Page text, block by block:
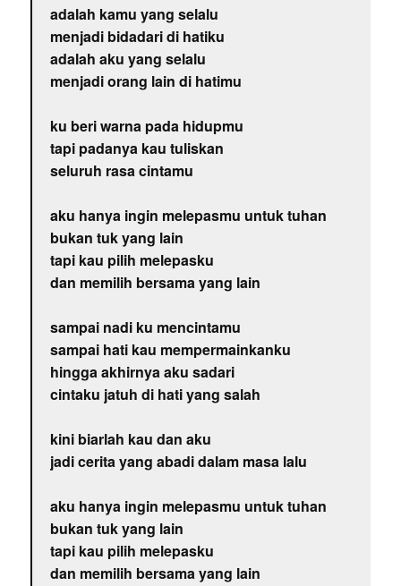
adalah kamu yang selalu
menjadi bidadari di hatiku
adalah aku yang selalu
menjadi orang lain di hatimu
ku beri warna pada hidupmu
tapi padanya kau tuliskan
seluruh rasa cintamu
aku hanya ingin melepasmu untuk tuhan
bukan tuk yang lain
tapi kau pilih melepasku
dan memilih bersama yang lain
sampai nadi ku mencintamu
sampai hati kau mempermainkanku
hingga akhirnya aku sadari
cintaku jatuh di hati yang salah
kini biarlah kau dan aku
jadi cerita yang abadi dalam masa lalu
aku hanya ingin melepasmu untuk tuhan
bukan tuk yang lain
tapi kau pilih melepasku
dan memilih bersama yang lain